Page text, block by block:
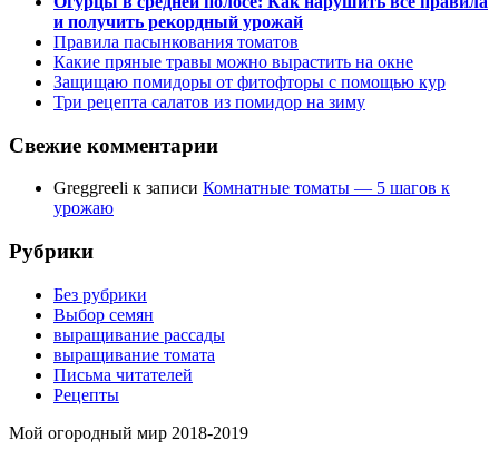
и получить рекордный урожай
Правила пасынкования томатов
Какие пряные травы можно вырастить на окне
Защищаю помидоры от фитофторы с помощью кур
Три рецепта салатов из помидор на зиму
Свежие комментарии
Greggreeli к записи Комнатные томаты — 5 шагов к
урожаю
Рубрики
Без рубрики
Выбор семян
выращивание рассады
выращивание томата
Письма читателей
Рецепты
Мой огородный мир 2018-2019